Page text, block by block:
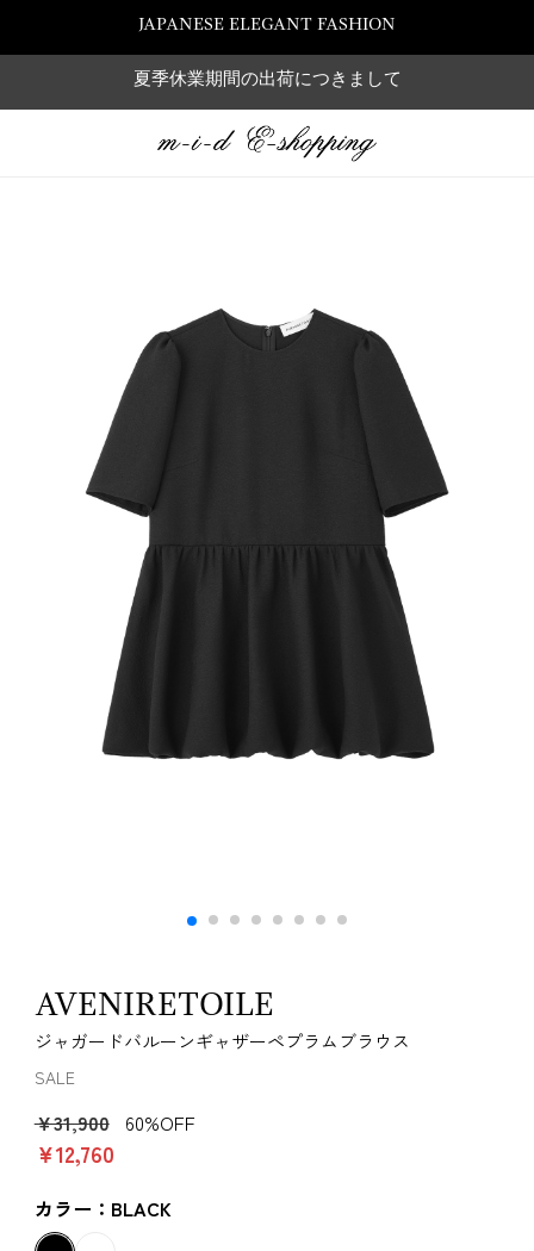
JAPANESE ELEGANT FASHION
夏季休業期間の出荷につきまして
AVENIRETOILE
ジャガードバルーンギャザーペプラムブラウス
SALE
￥31,900 60%OFF
￥12,760
カラー：BLACK